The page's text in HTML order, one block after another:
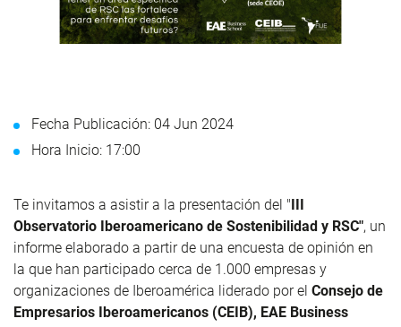
Fecha Publicación: 04 Jun 2024
Hora Inicio: 17:00
Te invitamos a asistir a la presentación del "III
Observatorio Iberoamericano de Sostenibilidad y RSC", un
informe elaborado a partir de una encuesta de opinión en
la que han participado cerca de 1.000 empresas y
organizaciones de Iberoamérica liderado por el Consejo de
Empresarios Iberoamericanos (CEIB), EAE Business